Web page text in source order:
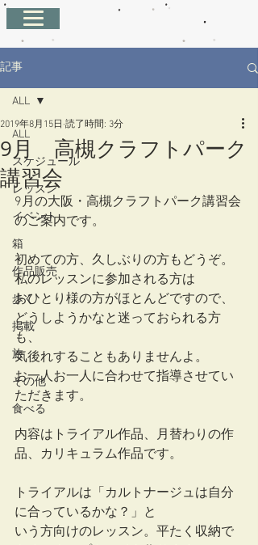
記事
ALL
スケジュール
レッスン
イベント
箱
作品販売
歩く
掲載
旅
その他
食べる
ALL
9月 高槻クラフトパーク
講習会
2019年8月15日 読了時間: 3分
9月の大阪・高槻クラフトパーク講習会
のご案内です。
初めての方、久しぶりの方もどうぞ。
私のレッスンに参加される方は
おひとり様の方がほとんどですので、
どうしようかなと迷っておられる方
も、
気後れすることもありませんよ。
お一人お一人に合わせて指導させてい
ただきます。
内容はトライアル作品、月替わりの作
品、カリキュラム作品です。
トライアルは「カルトナージュは自分
に合っているかな？」と
いう方向けのレッスン。平たく収納で